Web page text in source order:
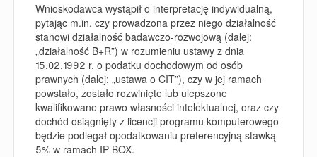
Wnioskodawca wystąpił o interpretację indywidualną,
pytając m.in. czy prowadzona przez niego działalność
stanowi działalność badawczo-rozwojową (dalej:
„działalność B+R”) w rozumieniu ustawy z dnia
15.02.1992 r. o podatku dochodowym od osób
prawnych (dalej: „ustawa o CIT”), czy w jej ramach
powstało, zostało rozwinięte lub ulepszone
kwalifikowane prawo własności intelektualnej, oraz czy
dochód osiągnięty z licencji programu komputerowego
będzie podlegał opodatkowaniu preferencyjną stawką
5% w ramach IP BOX.